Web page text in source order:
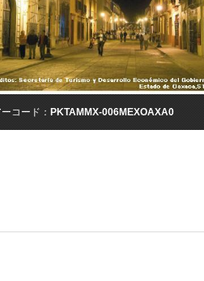
コード：PKTAMMX-006MEXOAXA0